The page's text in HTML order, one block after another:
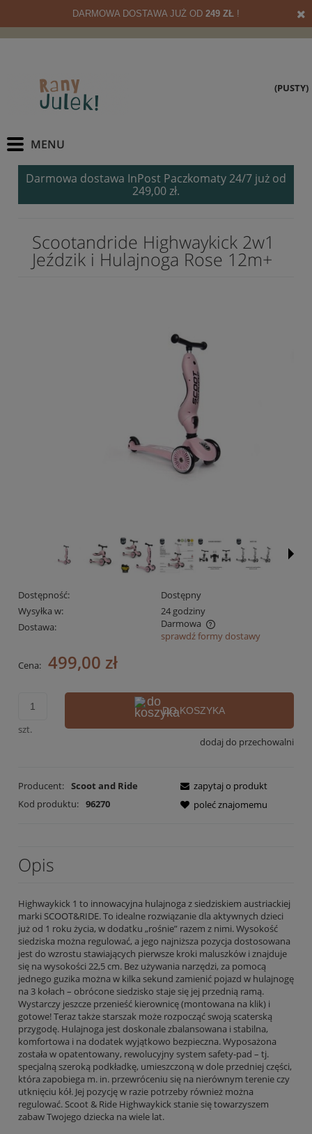
DARMOWA DOSTAWA JUŻ OD 249 ZŁ !
(PUSTY)
Darmowa dostawa InPost Paczkomaty 24/7 już od
249,00 zł.
Scootandride Highwaykick 2w1
Jeździk i Hulajnoga Rose 12m+
Dostępność:
Dostępny
Wysyłka w:
24 godziny
Dostawa:
Darmowa
Cena nie zawiera ewentualnych kosztów płatności
sprawdź formy dostawy
Cena: 499,00 zł
szt.
DO KOSZYKA
dodaj do przechowalni
Producent: Scoot and Ride
Kod produktu: 96270
zapytaj o produkt
poleć znajomemu
Opis
Highwaykick 1 to innowacyjna hulajnoga z siedziskiem austriackiej
marki SCOOT&RIDE. To idealne rozwiązanie dla aktywnych dzieci
już od 1 roku życia, w dodatku „rośnie” razem z nimi. Wysokość
siedziska można regulować, a jego najniższa pozycja dostosowana
jest do wzrostu stawiających pierwsze kroki maluszków i znajduje
się na wysokości 22,5 cm. Bez używania narzędzi, za pomocą
jednego guzika można w kilka sekund zamienić pojazd w hulajnogę
na 3 kołach – obrócone siedzisko staje się jej przednią ramą.
Wystarczy jeszcze przenieść kierownicę (montowana na klik) i
gotowe! Teraz także starszak może rozpocząć swoją scaterską
przygodę. Hulajnoga jest doskonale zbalansowana i stabilna,
komfortowa i na dodatek wyjątkowo bezpieczna. Wyposażona
została w opatentowany, rewolucyjny system safety-pad – tj.
specjalną szeroką podkładkę, umieszczoną w dole przedniej części,
która zapobiega m. in. przewróceniu się na nierównym terenie czy
utknięciu kół. Jej pozycję w razie potrzeby również można
regulować. Scoot & Ride Highwaykick stanie się towarzyszem
zabaw Twojego dziecka na wiele lat.